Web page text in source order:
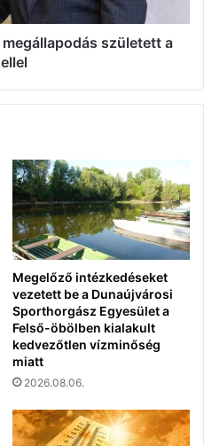
született a
Megelőző intézkedéseket
vezetett be a Dunaújvárosi
Sporthorgász Egyesület a
Felső-öbölben kialakult
kedvezőtlen vízminőség
miatt
2026.08.06.